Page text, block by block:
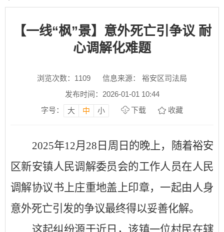
【一线“枫”景】意外死亡引争议 耐
心调解化难题
浏览次数： 1109
信息来源： 裕安区司法局
发布时间：2026-01-01 10:44
字号：
大 中 小 下载 收藏
2025年12月28日周日的晚上，随着裕安
区新安镇人民调解委员会的工作人员在人民
调解协议书上庄重地盖上印章，一起由人身
意外死亡引发的争议最终得以妥善化解。
这起纠纷源于近日，该镇一位村民在辖